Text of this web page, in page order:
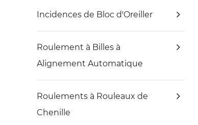
Incidences de Bloc d'Oreiller
Roulement à Billes à
Alignement Automatique
Roulements à Rouleaux de
Chenille